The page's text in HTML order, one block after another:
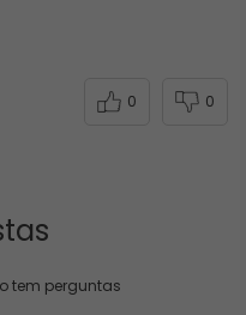
0 0
tem perguntas